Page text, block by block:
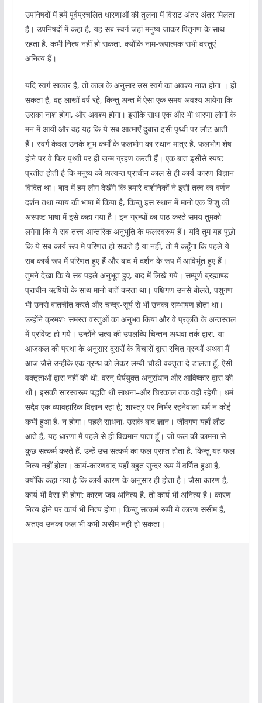
उपनिषदों में हमें पूर्वप्रचलित धारणाओं की तुलना में विराट अंतर अंतर मिलता
है। उपनिषदों में कहा है, यह सब स्वर्ग जहां मनुष्य जाकर पितृगण के साथ
रहता है, कभी नित्य नहीं हो सकता, क्योंकि नाम-रूपात्मक सभी वस्तुएं
अनित्य हैं।
यदि स्वर्ग साकार है, तो काल के अनुसार उस स्वर्ग का अवश्य नाश होगा । हो
सकता है, वह लाखों वर्ष रहे, किन्तु अन्त में ऐसा एक समय अवश्य आयेगा कि
उसका नाश होगा, और अवश्य होगा। इसीके साथ एक और भी धारणा लोगों के
मन में आयी और वह यह कि ये सब आत्माएँ दुबारा इसी पृथ्वी पर लौट आती
हैं। स्वर्ग केवल उनके शुभ कर्मों के फलभोग का स्थान मात्र है, फलभोग शेष
होने पर वे फिर पृथ्वी पर ही जन्म ग्रहण करती हैं। एक बात इसीसे स्पष्ट
प्रतीत होती है कि मनुष्य को अत्यन्त प्राचीन काल से ही कार्य-कारण-विज्ञान
विदित था। बाद में हम लोग देखेंगे कि हमारे दार्शनिकों ने इसी तत्व का वर्णन
दर्शन तथा न्याय की भाषा में किया है, किन्तु इस स्थान में मानो एक शिशु की
अस्पष्ट भाषा में इसे कहा गया है। इन ग्रन्थों का पाठ करते समय तुमको
लगेगा कि ये सब तत्त्व आन्तरिक अनुभूति के फलस्वरूप हैं। यदि तुम यह पूछो
कि ये सब कार्य रूप मे परिणत हो सकते हैं या नहीं, तो मैं कहूँगा कि पहले ये
सब कार्य रूप में परिणत हुए हैं और बाद में दर्शन के रूप में आविर्भूत हुए हैं।
तुमने देखा कि ये सब पहले अनुभूत हुए, बाद में लिखे गये। सम्पूर्ण ब्रह्माण्ड
प्राचीन ऋषियों के साथ मानो बातें करता था। पक्षिगण उनसे बोलते, पशुगण
भी उनसे बातचीत करते और चन्द्र-सूर्य से भी उनका सम्भाषण होता था।
उन्होंने क्रमशः समस्त वस्तुओं का अनुभव किया और वे प्रकृति के अन्तस्तल
में प्रविष्ट हो गये। उन्होंने सत्य की उपलब्धि चिन्तन अथवा तर्क द्वारा, या
आजकल की प्रथा के अनुसार दूसरों के विचारों द्वारा रचित ग्रन्थों अथवा मैं
आज जैसे उन्हींके एक ग्रन्थ को लेकर लम्बी-चौड़ी वक्तृता दे डालता हूँ, ऐसी
वक्तृताओं द्वारा नहीं की थी, वरन् धैर्ययुक्त अनुसंधान और आविष्कार द्वारा की
थी। इसकी सारस्वरूप पद्धति थी साधना–और चिरकाल तक वही रहेगी। धर्म
सदैव एक व्यावहारिक विज्ञान रहा है; शास्त्र पर निर्भर रहनेवाला धर्म न कोई
कभी हुआ है, न होगा। पहले साधना, उसके बाद ज्ञान। जीवगण यहाँ लौट
आते हैं, यह धारणा मैं पहले से ही विद्यमान पाता हूँ। जो फल की कामना से
कुछ सत्कर्म करते हैं, उन्हें उस सत्कर्म का फल प्राप्त होता है, किन्तु यह फल
नित्य नहीं होता। कार्य-कारणवाद यहाँ बहुत सुन्दर रूप में वर्णित हुआ है,
क्योंकि कहा गया है कि कार्य कारण के अनुसार ही होता है। जैसा कारण है,
कार्य भी वैसा ही होगा; कारण जब अनित्य है, तो कार्य भी अनित्य है। कारण
नित्य होने पर कार्य भी नित्य होगा। किन्तु सत्कर्म रूपी ये कारण ससीम हैं,
अतएव उनका फल भी कभी असीम नहीं हो सकता।